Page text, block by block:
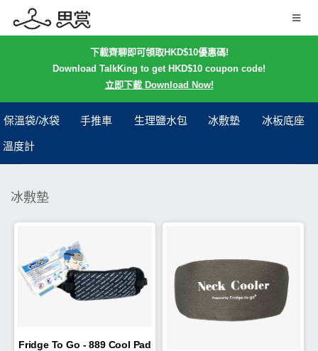
下載齊聊即可領取HKD$10優惠碼!
Download TalkKing to get HKD$10 coupon code!
立即下載 Download Now!
保溫袋/冰袋 手推車 生理鹽水包 冰敷墊 冰板底座
溫度計
冰敷墊
Fridge To Go - 889 Cool Pad